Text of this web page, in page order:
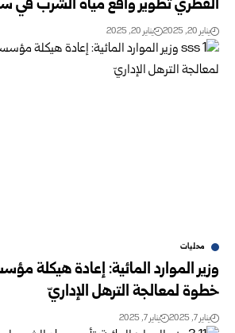
القطري تطوير ‏واقع مياه الشرب في
يناير 20, 2025 يناير 20, 2025
محليات
وزير الموارد المائية: إعادة هيكلة
خطوة لمعالجة الترهل الإداريّ
يناير 7, 2025 يناير 7, 2025